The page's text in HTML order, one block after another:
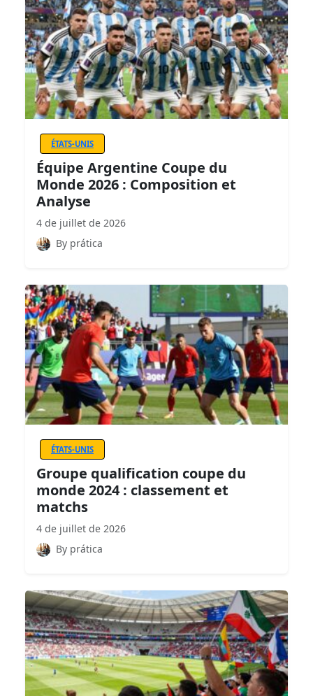
ÉTATS-UNIS
Équipe Argentine Coupe du
Monde 2026 : Composition et
Analyse
4 de juillet de 2026
By prática
ÉTATS-UNIS
Groupe qualification coupe du
monde 2024 : classement et
matchs
4 de juillet de 2026
By prática